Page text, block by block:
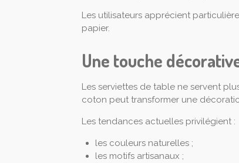
Les utilisateurs apprécient
papier.
Une touche
Les serviettes de table ne servent
coton peut transformer une
Les tendances actuelles privilégient :
les couleurs naturelles ;
les motifs artisanaux ;